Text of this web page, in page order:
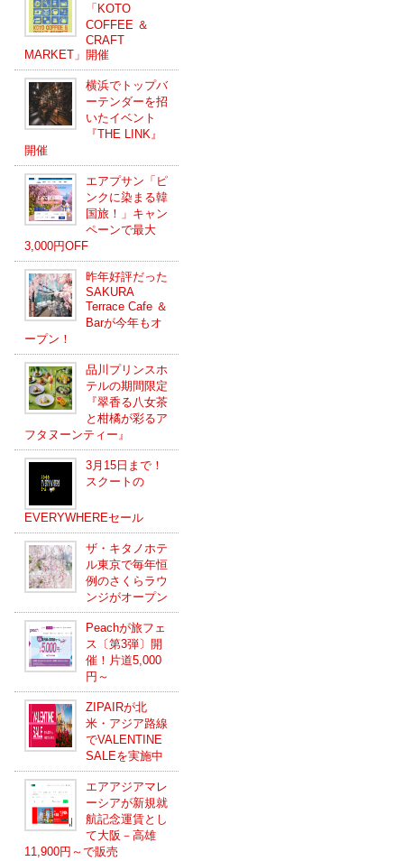
「KOTO
COFFEE ＆
CRAFT
MARKET」開催
横浜でトップバ
ーテンダーを招
いたイベント
『THE LINK』
開催
エアプサン「ピ
ンクに染まる韓
国旅！」キャン
ペーンで最大
3,000円OFF
昨年好評だった
SAKURA
Terrace Cafe ＆
Barが今年もオ
ープン！
品川プリンスホ
テルの期間限定
『翠香る八女茶
と柑橘が彩るア
フタヌーンティー』
3月15日まで！
スクートの
EVERYWHEREセール
ザ・キタノホテ
ル東京で毎年恒
例のさくらラウ
ンジがオープン
Peachが旅フェ
ス〔第3弾〕開
催！片道5,000
円～
ZIPAIRが北
米・アジア路線
でVALENTINE
SALEを実施中
エアアジアマレ
ーシアが新規就
航記念運賃とし
て大阪－高雄
11,900円～で販売